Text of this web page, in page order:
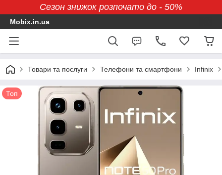
Сезон знижок розпочато до - 50%
Mobix.in.ua
Товари та послуги Телефони та смартфони Infinix
Топ